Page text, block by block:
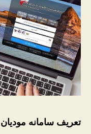
تعریف سامانه